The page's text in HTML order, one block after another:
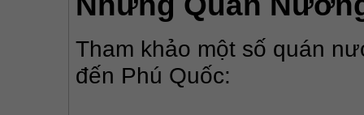
Tham khảo một số quán
đến Phú Quốc: